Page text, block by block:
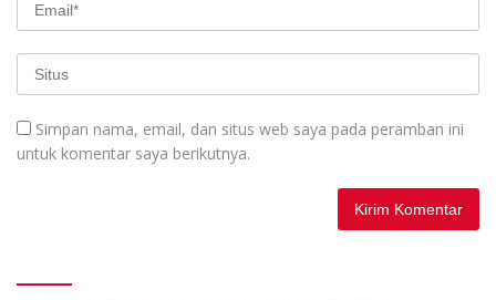
Simpan nama, email, dan situs web saya pada peramban ini
untuk komentar saya berikutnya.